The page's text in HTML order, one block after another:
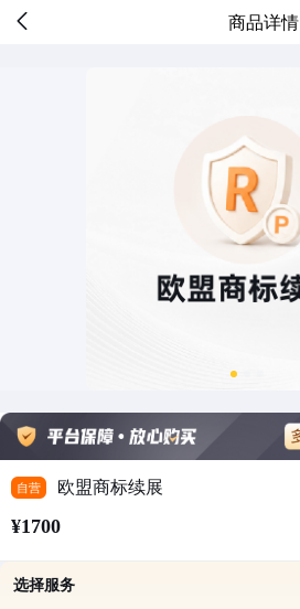
商品详情
自营 欧盟商标续展
¥1700
选择服务